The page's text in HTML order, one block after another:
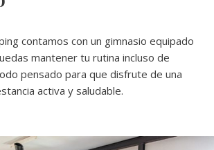
contamos con un gimnasio equipado
mantener tu rutina incluso de
pensado para que disfrute de una
activa y saludable.